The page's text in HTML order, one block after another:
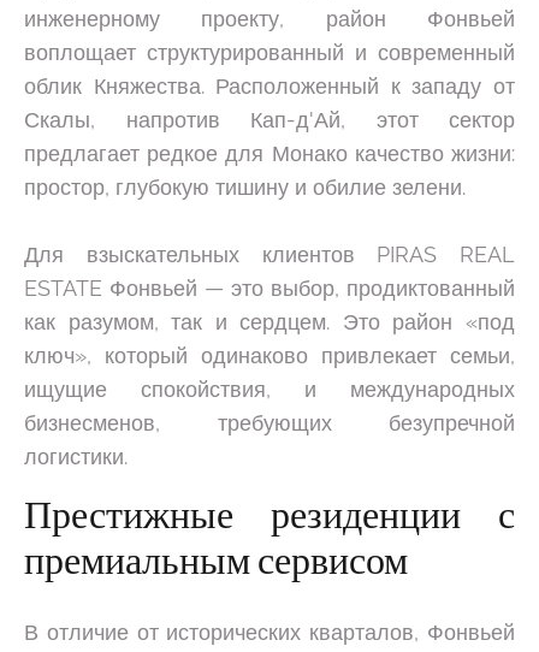
инженерному проекту, район Фонвьей
воплощает структурированный и современный
облик Княжества. Расположенный к западу от
Скалы, напротив Кап-д'Ай, этот сектор
предлагает редкое для Монако качество жизни:
простор, глубокую тишину и обилие зелени.
Для взыскательных клиентов PIRAS REAL
ESTATE Фонвьей — это выбор, продиктованный
как разумом, так и сердцем. Это район «под
ключ», который одинаково привлекает семьи,
ищущие спокойствия, и международных
бизнесменов, требующих безупречной
логистики.
Престижные резиденции с
премиальным сервисом
В отличие от исторических кварталов, Фонвьей